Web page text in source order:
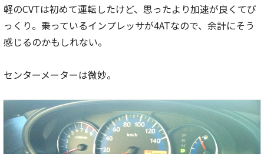
軽のCVTは初めて運転したけど、思ったより加速が良くてび
っくり。乗っているインプレッサが4ATなので、余計にそう
感じるのかもしれない。
センターメーターは微妙。